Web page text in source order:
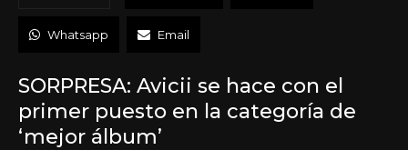
Whatsapp Email
SORPRESA: Avicii se hace con el
primer puesto en la categoría de
‘mejor álbum’